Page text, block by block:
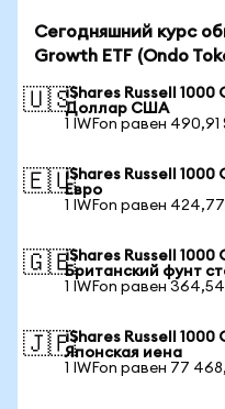
Сегодняшний курс
Growth ETF (Ondo
🇺🇸iShares Russell 1000
Доллар США
1 IWFon равен 490,91
🇪🇺iShares Russell 1000
Евро
1 IWFon равен
🇬🇧iShares Russell 1000
Британский фунт
1 IWFon равен
🇯🇵iShares Russell 1000
Японская иена
1 IWFon равен 77